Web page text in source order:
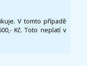
V tomto případě
Kč. Toto neplatí v